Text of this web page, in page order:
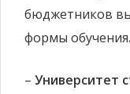
бюджетников
формы обучения.
– Университет